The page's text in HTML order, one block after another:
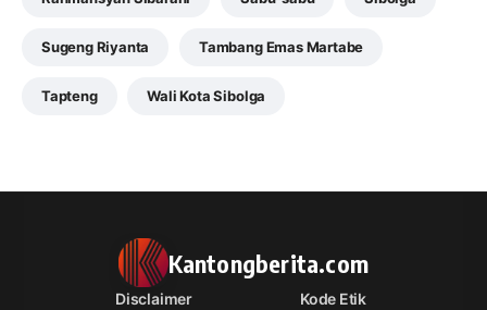
Sugeng Riyanta Tambang Emas Martabe
Tapteng Wali Kota Sibolga
Kantongberita.com
Disclaimer Kode Etik